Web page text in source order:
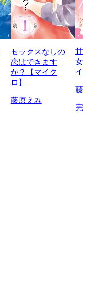
セックスなしの
恋はできます
か？【マイク
ロ】
藤原えみ
甘
女
イ
藤
完